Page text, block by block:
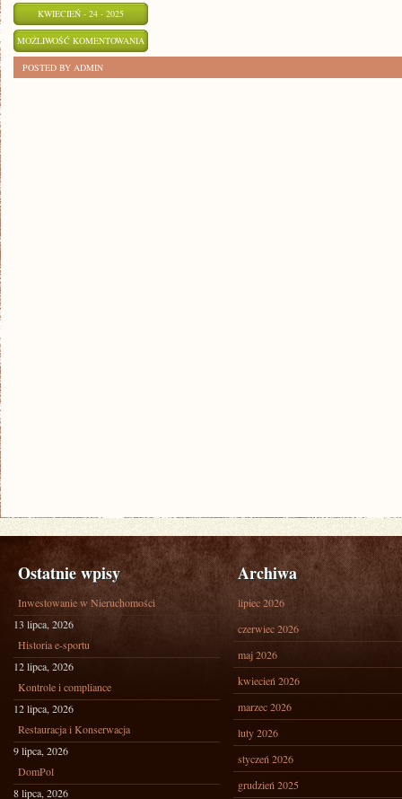
KWIECIEŃ - 24 - 2025
MOŻLIWOŚĆ KOMENTOWANIA
ZOSTAŁA WYŁĄCZONA
POSTED BY ADMIN
Ostatnie wpisy
Inwestowanie w Nieruchomości
13 lipca, 2026
Historia e-sportu
12 lipca, 2026
Kontrole i compliance
12 lipca, 2026
Restauracja i Konserwacja
9 lipca, 2026
DomPol
8 lipca, 2026
Archiwa
lipiec 2026
czerwiec 2026
maj 2026
kwiecień 2026
marzec 2026
luty 2026
styczeń 2026
grudzień 2025